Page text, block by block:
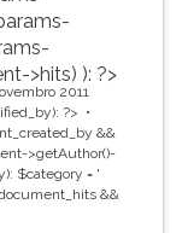
>hits) ): ?>
2011
?>
&&
>getAuthor()-
$category = '
&&